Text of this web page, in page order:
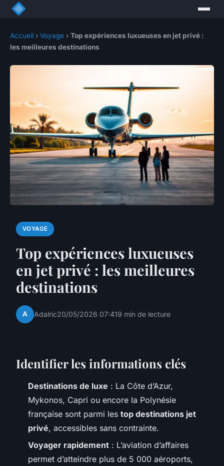
Accueil › Voyage › Top expériences luxueuses en jet privé :
les meilleures destinations
VOYAGE
Top expériences luxueuses
en jet privé : les meilleures
destinations
A Adalric20/05/2026 07:419 min de lecture
Identifier les informations clés
Destinations de luxe : La Côte d’Azur,
Mykonos, Capri ou encore la Polynésie
française sont parmi les top destinations jet
privé, accessibles sans contrainte.
Voyager rapidement : L’aviation d’affaires
permet d’atteindre plus de 5 000 aéroports,